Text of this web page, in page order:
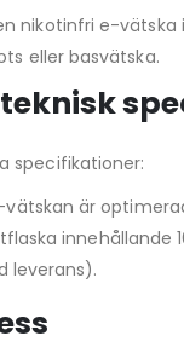
nikotinfri e-
eller basvätska.
specifikationer:
vätskan är
innehållande
leverans).